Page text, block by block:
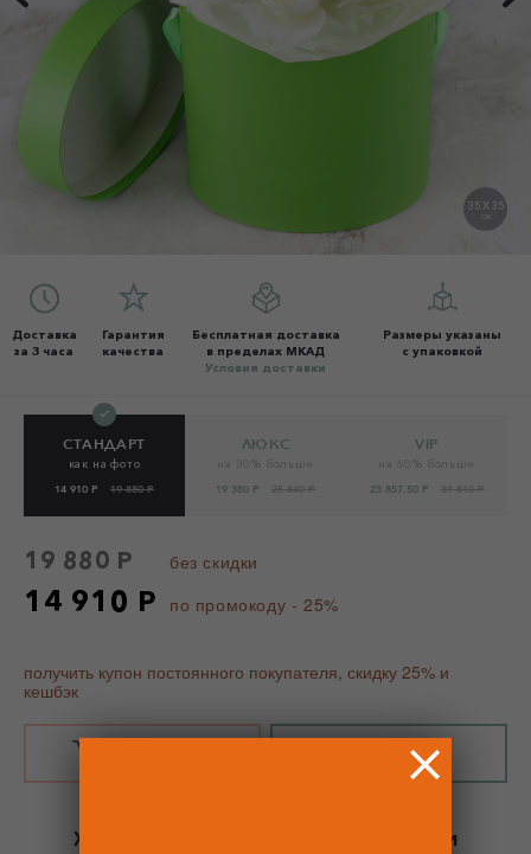
35 X 35
СМ
Доставка
за 3 часа
Гарантия
качества
Бесплатная доставка
в пределах МКАД
Условия доставки
Размеры указаны
с упаковкой
СТАНДАРТ
как на фото
14 910 Р 19 880 Р
ЛЮКС
19 380 Р 25 840 Р
VIP
23 857.50 Р 31 810 Р
19 880 Р без скидки
14 910 Р по промокоду - 25%
получить купон постоянного покупателя, скидку 25% и
кешбэк
КУПИТЬ В 1 КЛИК
Хотите сразу
и